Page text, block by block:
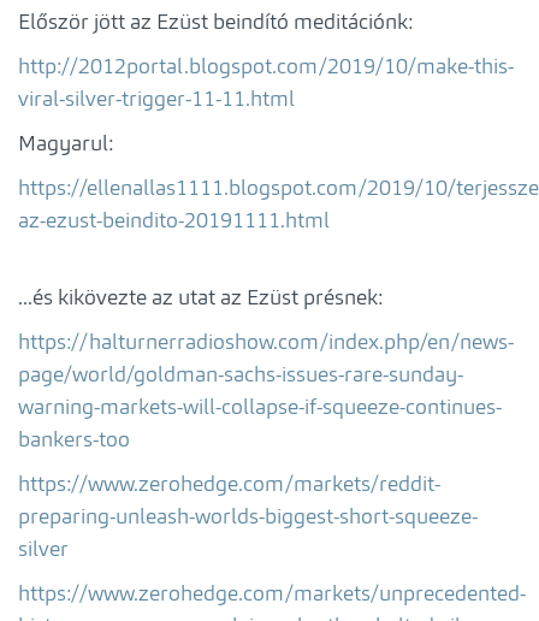
Először jött az Ezüst beindító meditációnk:
http://2012portal.blogspot.com/2019/10/make-this-
viral-silver-trigger-11-11.html
Magyarul:
https://ellenallas1111.blogspot.com/2019/10/
az-ezust-beindito-20191111.html
...és kikövezte az utat az Ezüst présnek:
https://halturnerradioshow.com/index.php/en/news-
page/world/goldman-sachs-issues-rare-sunday-
warning-markets-will-collapse-if-squeeze-continues-
bankers-too
https://www.zerohedge.com/markets/reddit-
preparing-unleash-worlds-biggest-short-squeeze-
silver
https://www.zerohedge.com/markets/unprecedented-